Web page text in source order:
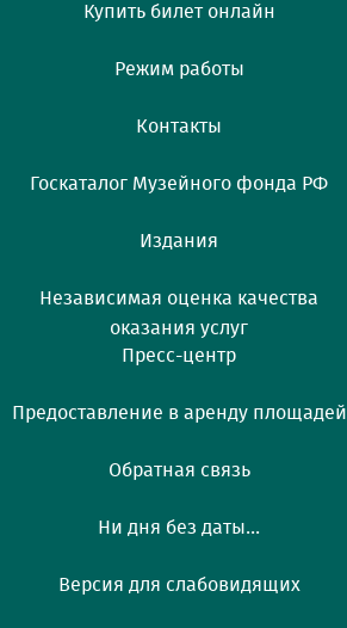
Купить билет онлайн
Режим работы
Контакты
Госкаталог Музейного фонда РФ
Издания
Независимая оценка качества
оказания услуг
Пресс-центр
Предоставление в аренду площадей
Обратная связь
Ни дня без даты...
Версия для слабовидящих